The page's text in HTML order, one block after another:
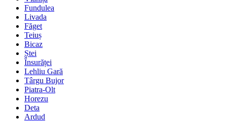
Fundulea
Livada
Făget
Teiuș
Bicaz
Ștei
Însurăței
Lehliu Gară
Târgu Bujor
Piatra-Olt
Horezu
Deta
Ardud